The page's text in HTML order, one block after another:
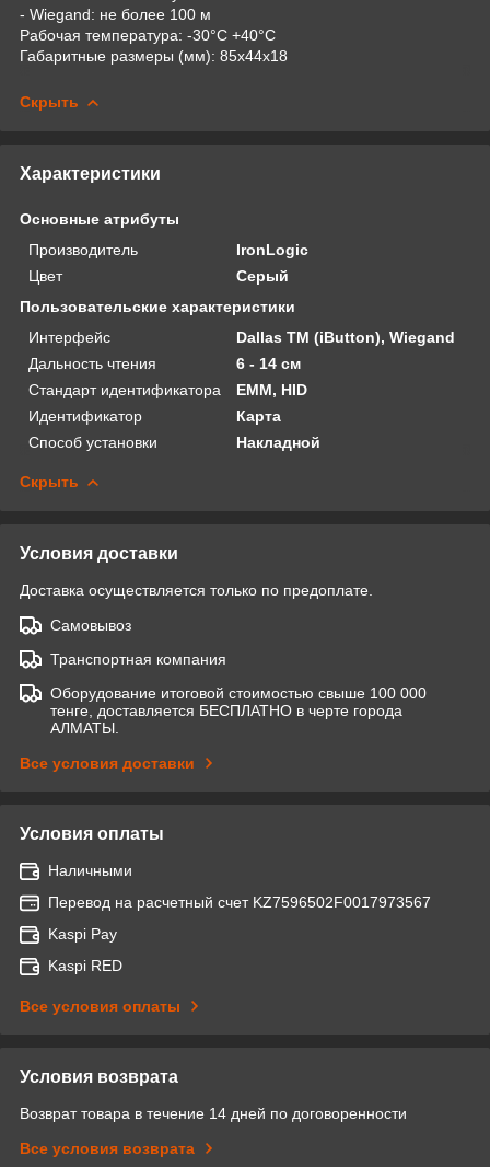
- Wiegand: не более 100 м
Рабочая температура: -30°С +40°С
Габаритные размеры (мм): 85х44х18
Скрыть
Характеристики
Основные атрибуты
Производитель
IronLogic
Цвет
Серый
Пользовательские характеристики
Интерфейс
Dallas TM (iButton), Wiegand
Дальность чтения
6 - 14 см
Стандарт идентификатора
EMM, HID
Идентификатор
Карта
Способ установки
Накладной
Скрыть
Условия доставки
Доставка осуществляется только по предоплате.
Самовывоз
Транспортная компания
Оборудование итоговой стоимостью свыше 100 000
тенге, доставляется БЕСПЛАТНО в черте города
АЛМАТЫ.
Все условия доставки
Условия оплаты
Наличными
Перевод на расчетный счет KZ7596502F0017973567
Kaspi Pay
Kaspi RED
Все условия оплаты
Условия возврата
Возврат товара в течение 14 дней по договоренности
Все условия возврата